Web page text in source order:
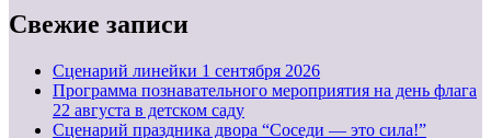
Свежие записи
Cценарий линейки 1 сентября 2026
Программа познавательного мероприятия на день флага
22 августа в детском саду
Сценарий праздника двора “Соседи — это сила!”